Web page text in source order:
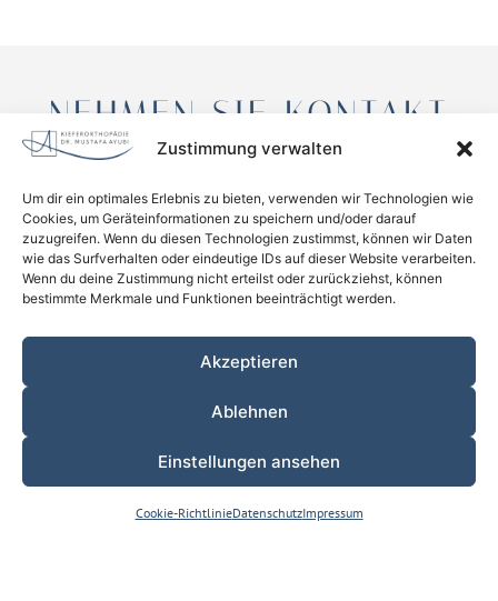
Zustimmung verwalten
Um dir ein optimales Erlebnis zu bieten, verwenden wir Technologien wie
Cookies, um Geräteinformationen zu speichern und/oder darauf
zuzugreifen. Wenn du diesen Technologien zustimmst, können wir Daten
wie das Surfverhalten oder eindeutige IDs auf dieser Website verarbeiten.
Wenn du deine Zustimmung nicht erteilst oder zurückziehst, können
bestimmte Merkmale und Funktionen beeinträchtigt werden.
Akzeptieren
Ablehnen
Einstellungen ansehen
Cookie-RichtlinieDatenschutzImpressum
NEHMEN SIE KONTAKT
AUF!
dürfen!
02931 15232
info@kfo-ayubi.de
Zum Schützenhof 4, 59821 Arnsberg
Name
FÜR NEUPATIENTEN